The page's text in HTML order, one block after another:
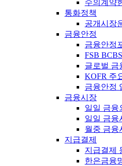
수의계약
통화정책
공개시장
금융안정
금융안정
FSB
글로벌 금
KOFR 주
금융안정
금융시장
일일 금융
일일 금융
월중 금융
지급결제
지급결제
한은금융